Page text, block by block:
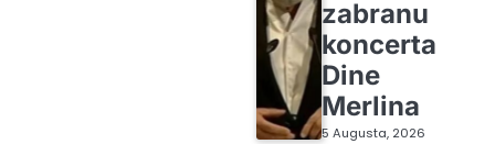
zabranu
koncerta
Dine
Merlina
5 Augusta, 2026